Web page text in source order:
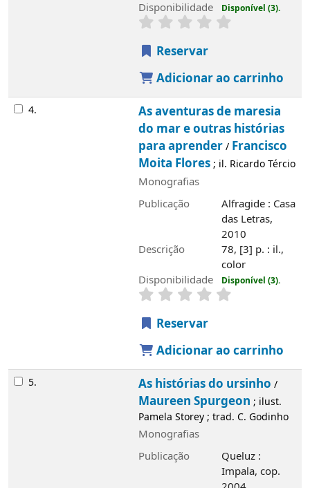
Disponibilidade Disponível (3).
Reservar
Adicionar ao carrinho
4.
As aventuras de maresia
do mar e outras histórias
para aprender/ Francisco
Moita Flores; il. Ricardo Tércio
Monografias
Publicação
Alfragide : Casa
das Letras,
2010
Descrição
78, [3] p. : il.,
color
Disponibilidade
Disponível (3).
Reservar
Adicionar ao carrinho
5. As histórias do ursinho /
Maureen Spurgeon ; ilust.
Pamela Storey ; trad. C. Godinho
Monografias
Publicação
Queluz :
Impala, cop.